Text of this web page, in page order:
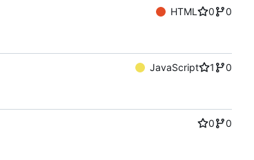
HTML 0
0
JavaScript 1
0
0
0